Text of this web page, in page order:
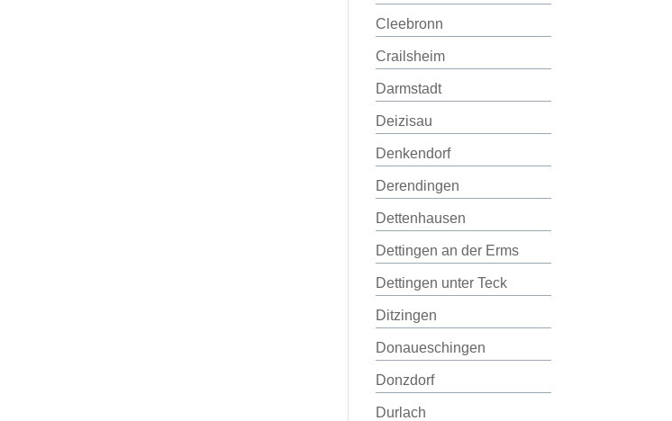
Cleebronn
Crailsheim
Darmstadt
Deizisau
Denkendorf
Derendingen
Dettenhausen
Dettingen an der Erms
Dettingen unter Teck
Ditzingen
Donaueschingen
Donzdorf
Durlach